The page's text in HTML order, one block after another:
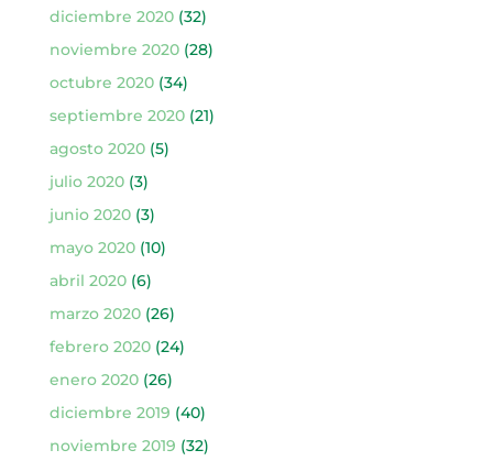
diciembre 2020(32)
noviembre 2020(28)
octubre 2020(34)
septiembre 2020(21)
agosto 2020(5)
julio 2020(3)
junio 2020(3)
mayo 2020(10)
abril 2020(6)
marzo 2020(26)
febrero 2020(24)
enero 2020(26)
diciembre 2019 (40)
noviembre 2019 (32)